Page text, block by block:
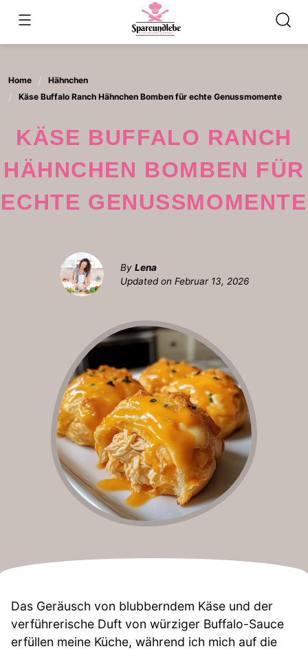
content
Home
Hähnchen
Käse Buffalo Ranch Hähnchen Bomben für echte Genussmomente
KÄSE BUFFALO RANCH
HÄHNCHEN BOMBEN FÜR
ECHTE GENUSSMOMENTE
By Lena
Updated on Februar 13, 2026
Das Geräusch von blubberndem Käse und der
verführerische Duft von würziger Buffalo-Sauce
erfüllen meine Küche, während ich mich auf die